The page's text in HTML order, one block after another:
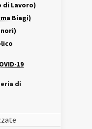
di Lavoro)
Biagi)
19
di